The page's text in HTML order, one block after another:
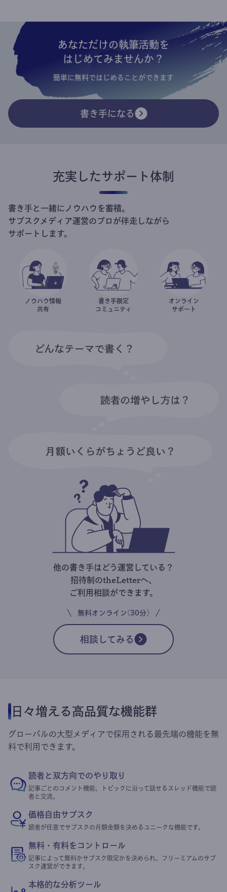
あなただけの執筆活動を
はじめてみませんか？
簡単に無料ではじめることができます
書き手になる
充実したサポート体制
書き手と一緒にノウハウを蓄積。
サブスクメディア運営のプロが伴走しながら
サポートします。
ノウハウ情報
共有
書き手限定
コミュニティ
オンライン
サポート
他の書き手はどう運営している？
招待制のtheLetterへ、
ご利用相談ができます。
無料オンライン(30分)
相談してみる
日々増える高品質な機能群
グローバルの大型メディアで採用される最先端の機能を無
料で利用できます。
読者と双方向でのやり取り
記事ごとのコメント機能、トピックに沿って話せるスレッド機能で読
者と交流。
価格自由サブスク
読者が任意でサブスクの月額金額を決めるユニークな機能です。
無料・有料をコントロール
記事によって無料かサブスク限定かを決められ、フリーミアムのサブ
スク運営ができます。
本格的な分析ツール